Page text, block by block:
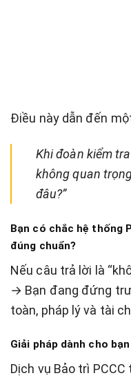
Điều này dẫn đến
Khi đoàn kiểm tra
không quan
đâu?”
Bạn có chắc hệ thống
đúng chuẩn?
Nếu câu trả lời là
→ Bạn đang đứng
toàn, pháp lý và tài
Giải pháp dành cho
Dịch vụ Bảo trì